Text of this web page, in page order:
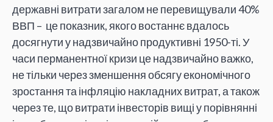
державні витрати загалом не перевищували 40%
ВВП – це показник, якого востаннє вдалось
досягнути у надзвичайно продуктивні 1950-ті. У
часи перманентної кризи це надзвичайно важко,
не тільки через зменшення обсягу економічного
зростання та інфляцію накладних витрат, а також
через те, що витрати інвесторів вищі у порівнянні